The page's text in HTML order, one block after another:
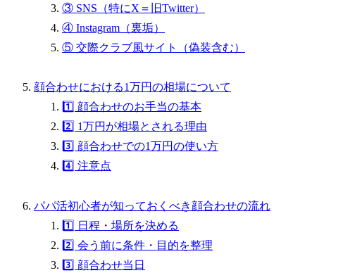
③ SNS（特にX＝旧Twitter）
④ Instagram（裏垢）
⑤ 交際クラブ風サイト（偽装含む）
顔合わせにおける1万円の相場について
1️⃣ 顔合わせのお手当の基本
2️⃣ 1万円が相場とされる理由
3️⃣ 顔合わせでの1万円の使い方
4️⃣ 注意点
パパ活初心者が知っておくべき顔合わせの流れ
1️⃣ 日程・場所を決める
2️⃣ 会う前に条件・目的を整理
3️⃣ 顔合わせ当日